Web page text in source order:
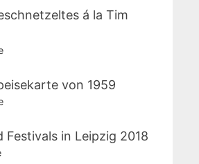
á la Tim
von 1959
Festivals in Leipzig 2018